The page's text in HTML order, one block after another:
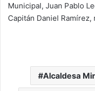
Municipal, Juan Pablo
Capitán Daniel
Alcaldesa